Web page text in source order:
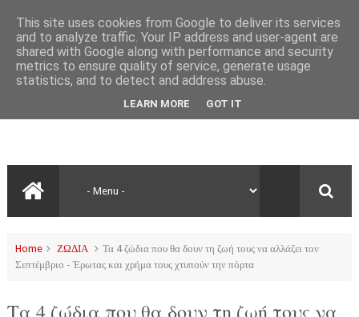
Home ΖΩΔΙΑ
Τα 4 ζώδια που θα δουν τη ζωή τους να αλλάζει τον
Σεπτέμβριο - Έρωτας και χρήμα τους χτυπούν την πόρτα
Τα 4 ζώδια που θα δουν τη ζωή τους να
This site uses cookies from Google to deliver its services
and to analyze traffic. Your IP address and user-agent are
shared with Google along with performance and security
metrics to ensure quality of service, generate usage
statistics, and to detect and address abuse.
LEARN MORE GOT IT